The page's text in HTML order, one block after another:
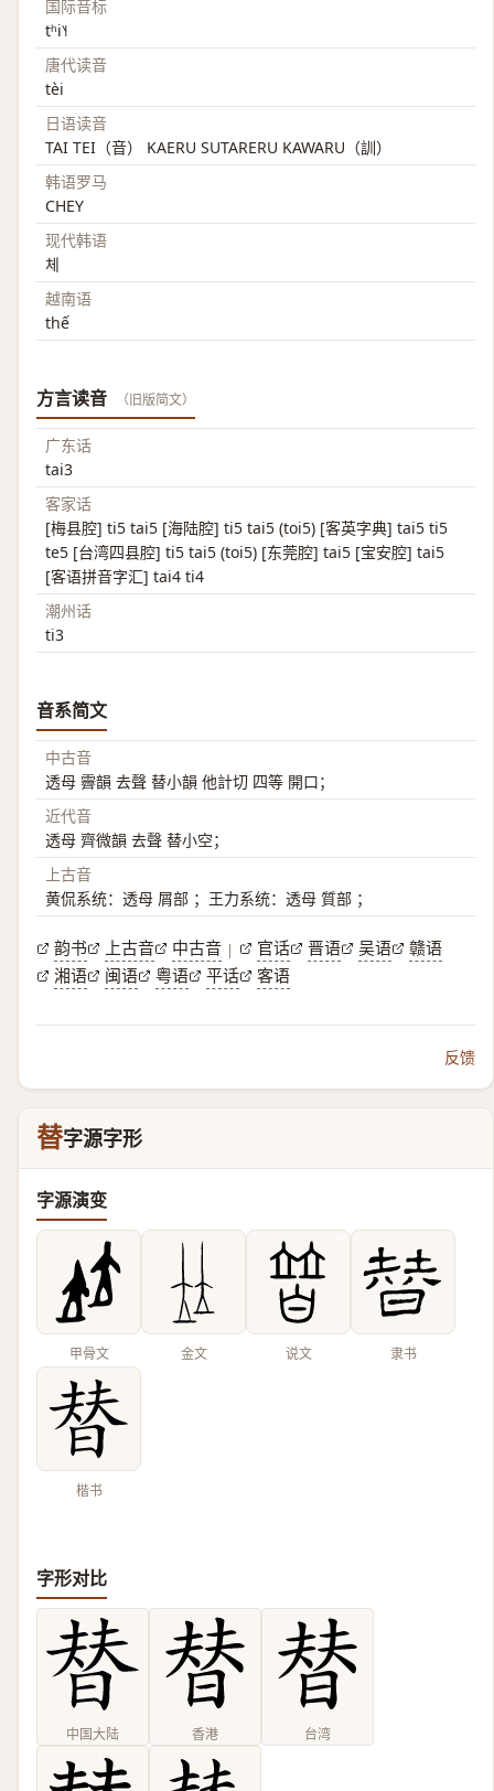
国际音标
tʰi˥˧
唐代读音
tèi
日语读音
TAI TEI（音） KAERU SUTARERU KAWARU（訓）
韩语罗马
CHEY
现代韩语
체
越南语
thế
方言读音 （旧版简文）
广东话
tai3
客家话
[梅县腔] ti5 tai5 [海陆腔] ti5 tai5 (toi5) [客英字典] tai5 ti5
te5 [台湾四县腔] ti5 tai5 (toi5) [东莞腔] tai5 [宝安腔] tai5
[客语拼音字汇] tai4 ti4
潮州话
ti3
音系简文
中古音
透母 霽韻 去聲 替小韻 他計切 四等 開口；
近代音
透母 齊微韻 去聲 替小空；
上古音
黄侃系统：透母 屑部 ；王力系统：透母 質部 ；
韵书 上古音 中古音 | 官话 晋语 吴语
赣语
湘语
闽语 粤语 平话 客语
反馈
替字源字形
字源演变
甲骨文 金文 说文 隶书
楷书
字形对比
中国大陆 香港 台湾